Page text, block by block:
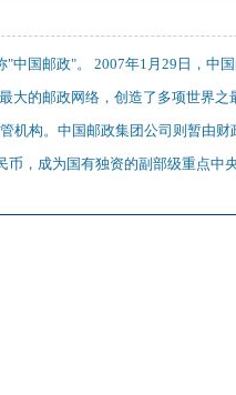
国邮政"。 2007年1月29日，中
的邮政网络，创造了多项世界之
机构。中国邮政集团公司则暂由
，成为国有独资的副部级重点中央